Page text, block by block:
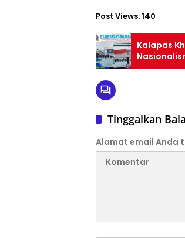
Post Views:140
Kalapas
Tinggalkan
Alamat email Anda